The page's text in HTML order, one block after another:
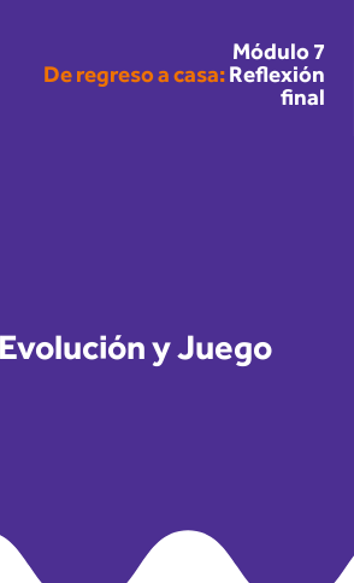
Módulo 7
De regreso a casa:Reflexión
final
y Juego